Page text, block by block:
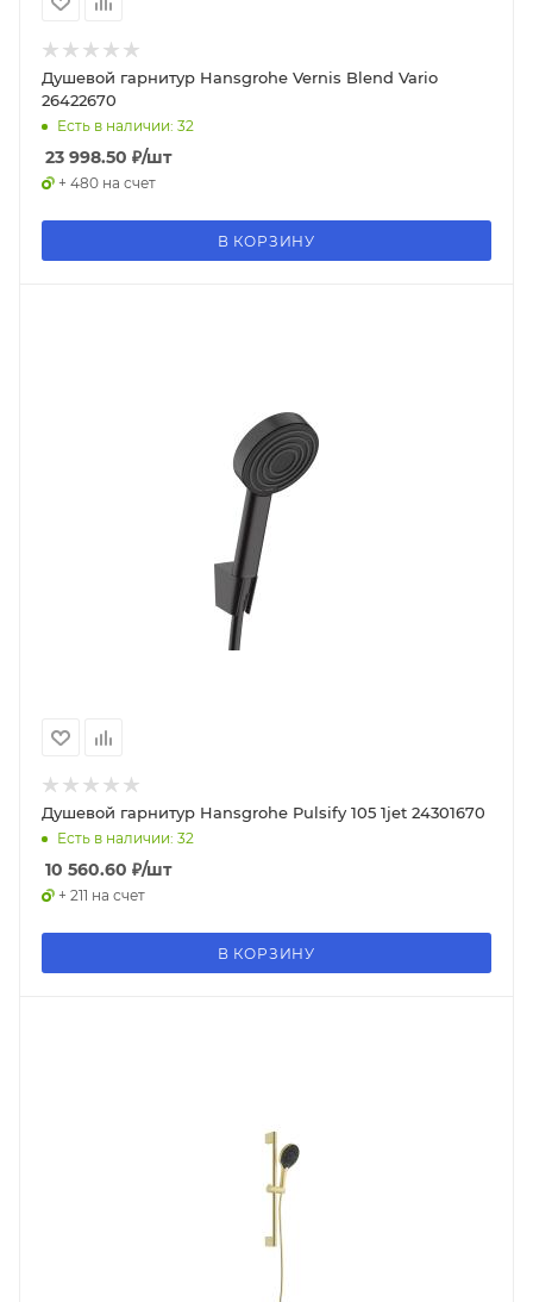
Душевой гарнитур Hansgrohe Vernis Blend Vario
26422670
Есть в наличии: 32
23 998.50 ₽/шт
+ 480 на счет
В КОРЗИНУ
Душевой гарнитур Hansgrohe Pulsify 105 1jet 24301670
Есть в наличии: 32
10 560.60 ₽/шт
+ 211 на счет
В КОРЗИНУ